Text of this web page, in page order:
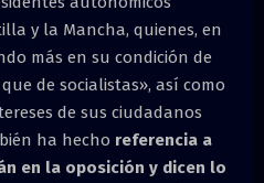
y la Mancha, quienes, en
más en su condición de
de socialistas», así como
de sus ciudadanos
ha hecho referencia a
en la oposición y dicen lo